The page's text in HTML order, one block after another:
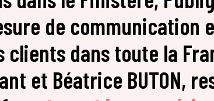
de communication
dans toute la
et Béatrice BUTON,